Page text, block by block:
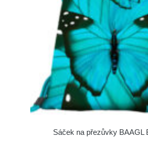
Sáček na přezůvky BAAGL